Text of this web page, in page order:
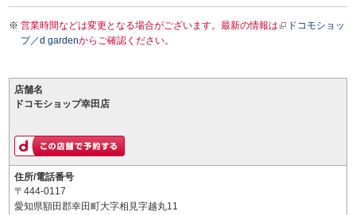
営業時間などは変更となる場合がございます。最新の情報は
ドコモショッ
プ／d gardenからご確認ください。
店舗名
ドコモショップ幸田店
住所/電話番号
〒444-0117
愛知県額田郡幸田町大字相見字越丸11